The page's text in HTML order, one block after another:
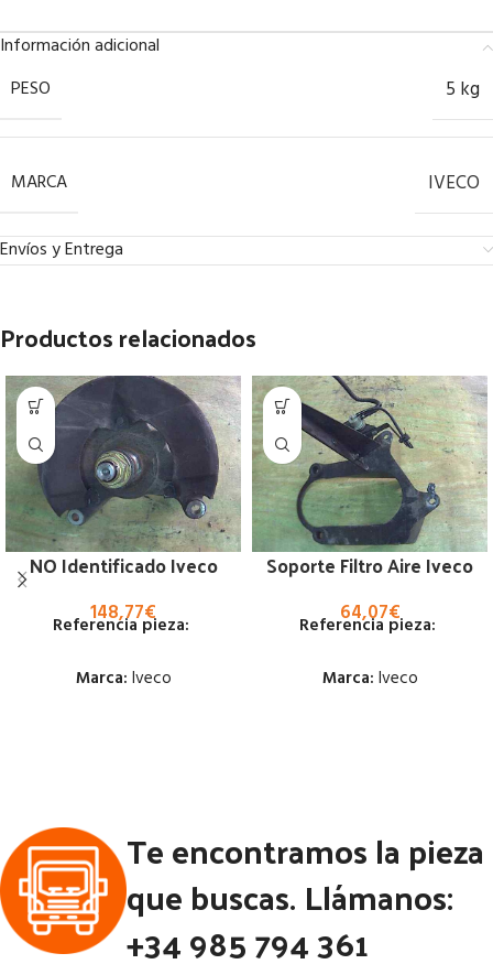
Información adicional
PESO
5 kg
MARCA IVECO
Envíos y Entrega
Productos relacionados
NO Identificado Iveco
148,77€
Referencia pieza:
Marca: Iveco
Código Pieza:53235
Soporte Filtro Aire Iveco
64,07€
Referencia pieza:
Marca: Iveco
Código Pieza:
53231
Te encontramos la pieza
que buscas. Llámanos:
+34 985 794 361